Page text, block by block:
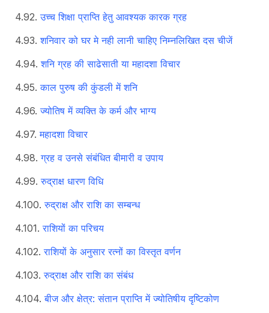
उच्च शिक्षा प्राप्ति हेतु आवश्यक कारक ग्रह
शनिवार को घर मे नही लानी चाहिए निम्नलिखित दस चीजें
शनि ग्रह की साढेसाती या महादशा विचार
काल पुरुष की कुंडली में शनि
ज्योतिष में व्यक्ति के कर्म और भाग्य
महादशा विचार
ग्रह व उनसे संबंधित बीमारी व उपाय
रुद्राक्ष धारण विधि
रुद्राक्ष और राशि का सम्बन्ध
राशियों का परिचय
राशियों के अनुसार रत्नों का विस्तृत वर्णन
रुद्राक्ष और राशि का संबंध
बीज और क्षेत्र: संतान प्राप्ति में ज्योतिषीय दृष्टिकोण